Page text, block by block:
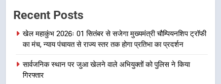
भर्ती
उत्तराखंड समाचार
दिल्ली-देहरादून आर्थिक कॉरिडोर से जुड़ी
Recent Posts
खेल महाकुंभ 2026ः 01 सितंबर से सजेगा मुख्यमंत्री चौम्पियनशिप ट्रॉफी
का मंच, न्याय पंचायत से राज्य स्तर तक होगा प्रतिभा का प्रदर्शन
सार्वजनिक स्थान पर जुआ खेलने वाले अभियुक्तों को पुलिस ने किया
गिरफ्तार